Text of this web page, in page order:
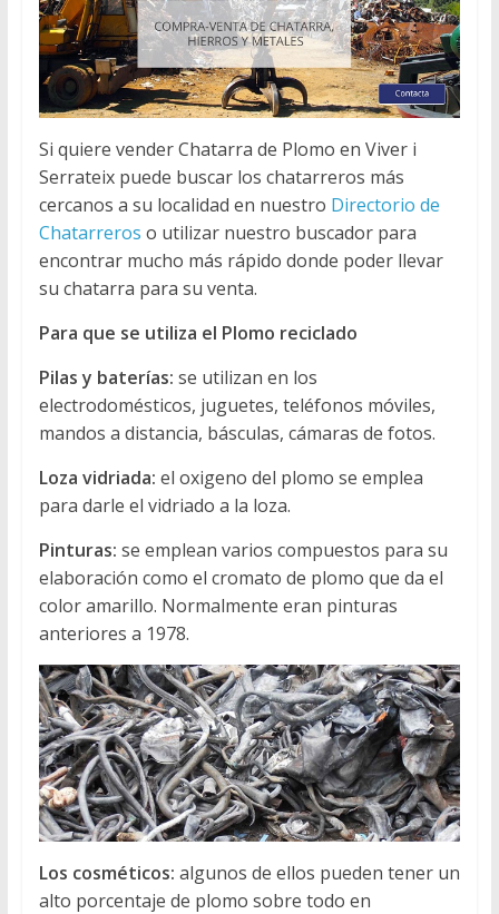
Si quiere vender Chatarra de Plomo en Viver i
Serrateix puede buscar los chatarreros más
cercanos a su localidad en nuestro Directorio de
Chatarreros o utilizar nuestro buscador para
encontrar mucho más rápido donde poder llevar
su chatarra para su venta.
Para que se utiliza el Plomo reciclado
Pilas y baterías: se utilizan en los
electrodomésticos, juguetes, teléfonos móviles,
mandos a distancia, básculas, cámaras de fotos.
Loza vidriada: el oxigeno del plomo se emplea
para darle el vidriado a la loza.
Pinturas: se emplean varios compuestos para su
elaboración como el cromato de plomo que da el
color amarillo. Normalmente eran pinturas
anteriores a 1978.
Los cosméticos: algunos de ellos pueden tener un
alto porcentaje de plomo sobre todo en